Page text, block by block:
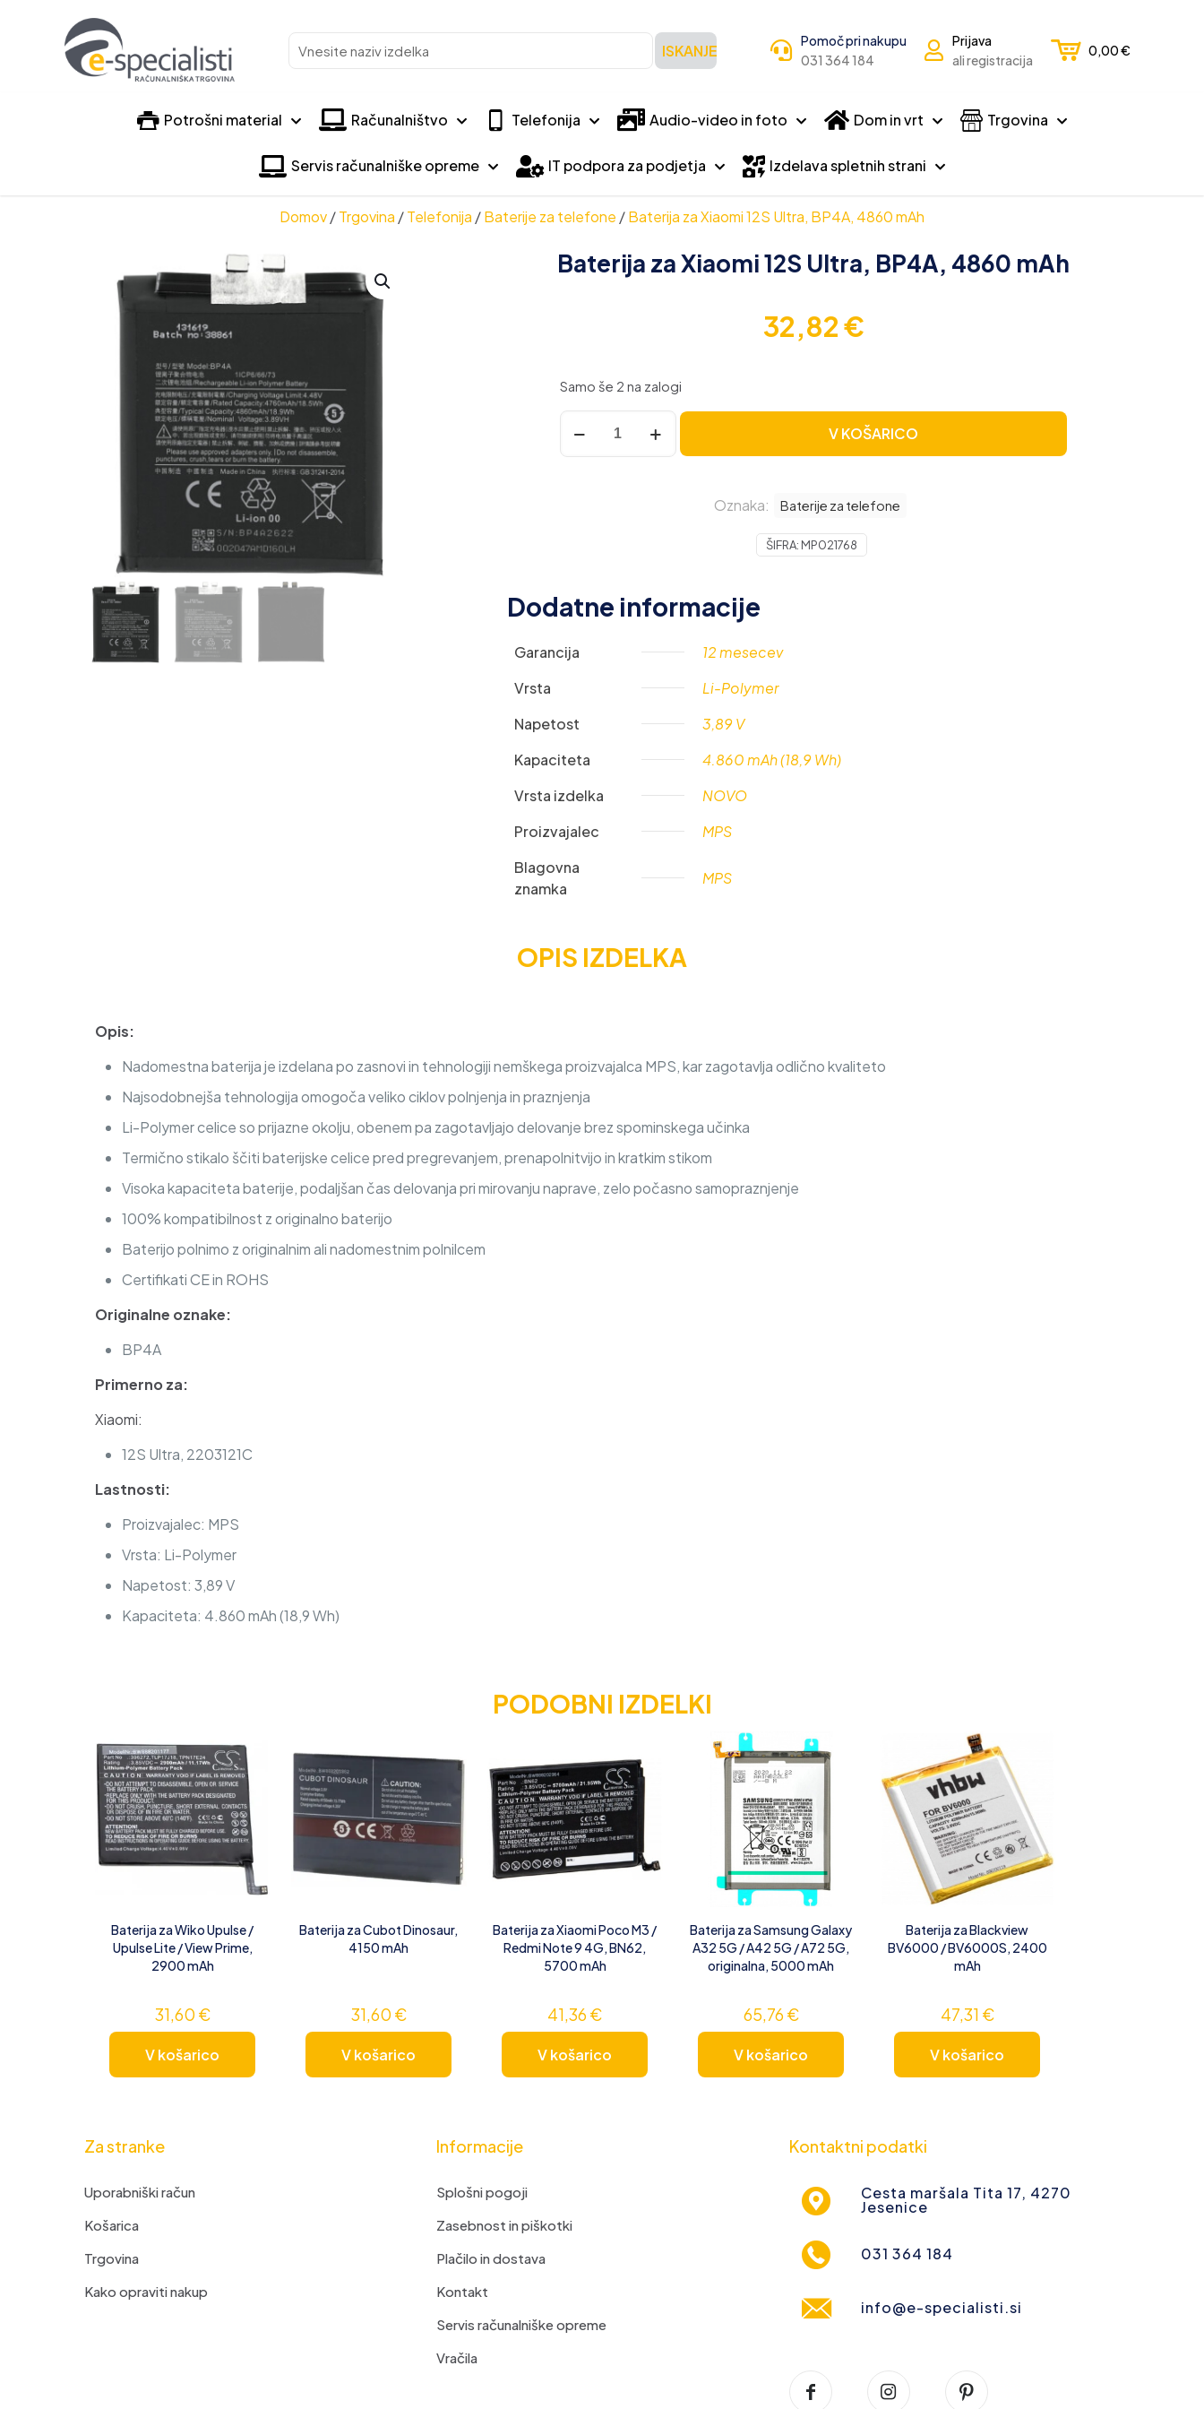
Vnesite
naziv
ISKANJE
Pomoč pri nakupu
031 364 184
Prijava
ali registracija
0,00€
Potrošni material Računalništvo Telefonija Audio-video in foto Dom in vrt Trgovina
Servis računalniške opreme IT podpora za podjetja Izdelava spletnih strani
Domov/Trgovina /Telefonija /Baterije za telefone /Baterija za Xiaomi 12S Ultra, BP4A, 4860 mAh
Baterija za Xiaomi 12S Ultra, BP4A, 4860 mAh
32,82€
Samo še 2 na zalogi
Baterija
za
Xiaomi
V KOŠARICO
Oznaka: Baterije za telefone
ŠIFRA: MP021768
Dodatne informacije
Garancija
12 mesecev
Vrsta
Li-Polymer
Napetost
3,89 V
Kapaciteta
4.860 mAh (18,9 Wh)
Vrsta izdelka
NOVO
Proizvajalec
MPS
Blagovna
znamka
MPS
OPIS IZDELKA
Opis:
Nadomestna baterija je izdelana po zasnovi in tehnologiji nemškega proizvajalca MPS, kar zagotavlja odlično kvaliteto
Najsodobnejša tehnologija omogoča veliko ciklov polnjenja in praznjenja
Li-Polymer celice so prijazne okolju, obenem pa zagotavljajo delovanje brez spominskega učinka
Termično stikalo ščiti baterijske celice pred pregrevanjem, prenapolnitvijo in kratkim stikom
Visoka kapaciteta baterije, podaljšan čas delovanja pri mirovanju naprave, zelo počasno samopraznjenje
100% kompatibilnost z originalno baterijo
Baterijo polnimo z originalnim ali nadomestnim polnilcem
Certifikati CE in ROHS
Originalne oznake:
BP4A
Primerno za:
Xiaomi:
12S Ultra, 2203121C
Lastnosti:
Proizvajalec: MPS
Vrsta: Li-Polymer
Napetost: 3,89 V
Kapaciteta: 4.860 mAh (18,9 Wh)
PODOBNI IZDELKI
Baterija za Wiko Upulse /
Upulse Lite / View Prime,
2900 mAh
31,60 €
V košarico
Baterija za Cubot Dinosaur,
4150 mAh
31,60 €
V košarico
Baterija za Xiaomi Poco M3 /
Redmi Note 9 4G, BN62,
5700 mAh
41,36€
V košarico
Baterija za Samsung Galaxy
A32 5G / A42 5G / A72 5G,
originalna, 5000 mAh
65,76€
V košarico
Baterija za Blackview
BV6000 / BV6000S, 2400
mAh
47,31 €
V košarico
Za stranke
Uporabniški račun
Košarica
Trgovina
Kako opraviti nakup
Informacije
Splošni pogoji
Zasebnost in piškotki
Plačilo in dostava
Kontakt
Servis računalniške opreme
Vračila
Kontaktni podatki
Cesta maršala Tita 17, 4270
Jesenice
031 364 184
info@e-specialisti.si